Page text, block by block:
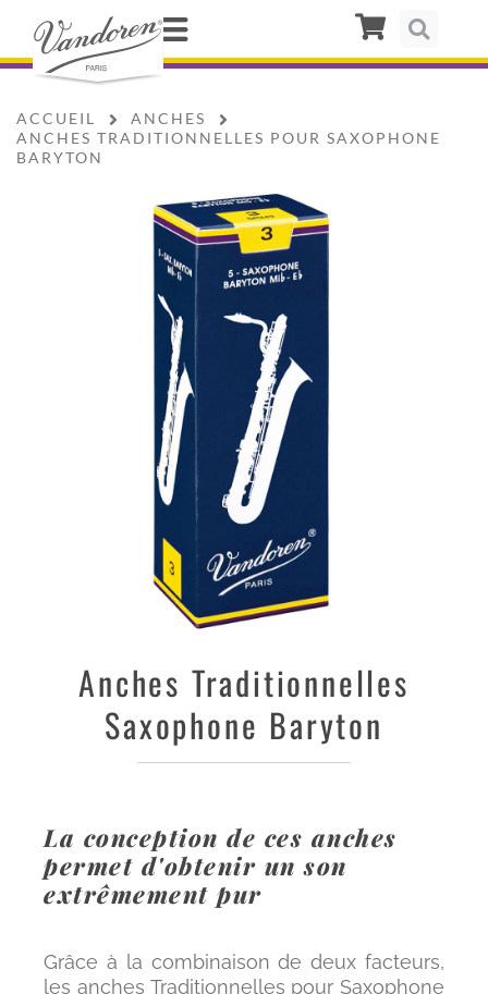
ACCUEIL
ANCHES
ANCHES TRADITIONNELLES POUR SAXOPHONE
BARYTON
Anches Traditionnelles
Saxophone Baryton
La conception de ces anches
permet d'obtenir un son
extrêmement pur
Grâce à la combinaison de deux facteurs,
les anches Traditionnelles pour Saxophone